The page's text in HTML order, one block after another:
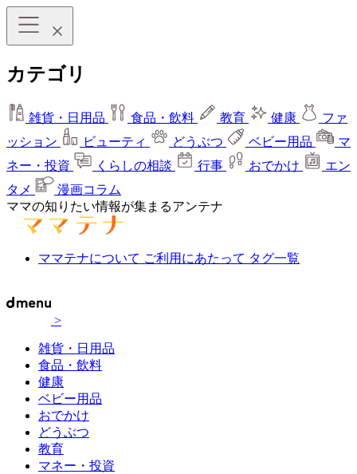
カテゴリ
雑貨・日用品 食品・飲料 教育 健康
ファ
ッション
ビューティ どうぶつ ベビー用品
マ
ネー・投資
くらしの相談 行事 おでかけ
エン
タメ
漫画コラム
ママの知りたい情報が集まるアンテナ
ママテナについて ご利用にあたって タグ一覧
>
雑貨・日用品
食品・飲料
健康
ベビー用品
おでかけ
どうぶつ
教育
マネー・投資